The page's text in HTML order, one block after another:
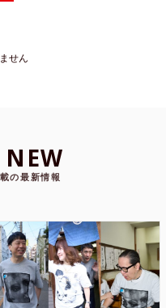
せん
の最新情報